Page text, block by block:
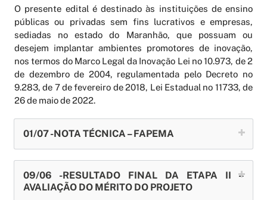
O presente edital é destinado às instituições de ensino
públicas ou privadas sem fins lucrativos e empresas,
sediadas no estado do Maranhão, que possuam ou
desejem implantar ambientes promotores de inovação,
nos termos do Marco Legal da Inovação Lei no 10.973, de 2
de dezembro de 2004, regulamentada pelo Decreto no
9.283, de 7 de fevereiro de 2018, Lei Estadual no 11733, de
26 de maio de 2022.
01/07 -NOTA TÉCNICA – FAPEMA
09/06 -RESULTADO FINAL DA ETAPA II –
AVALIAÇÃO DO MÉRITO DO PROJETO